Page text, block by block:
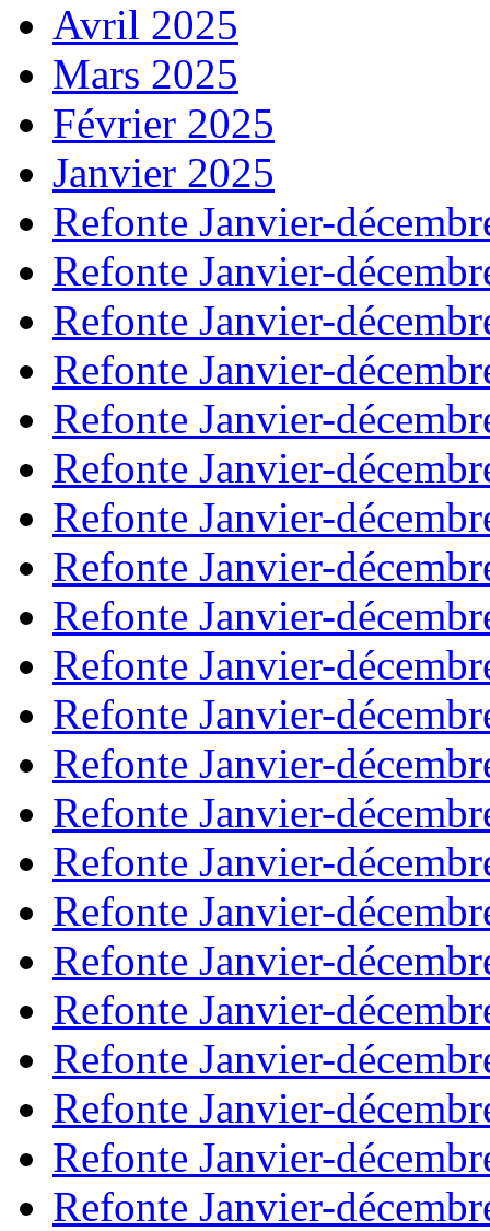
Avril 2025
Mars 2025
Février 2025
Janvier 2025
Refonte Janvier-
Refonte Janvier-
Refonte Janvier-
Refonte Janvier-
Refonte Janvier-
Refonte Janvier-
Refonte Janvier-
Refonte Janvier-
Refonte Janvier-
Refonte Janvier-
Refonte Janvier-
Refonte Janvier-
Refonte Janvier-
Refonte Janvier-
Refonte Janvier-
Refonte Janvier-
Refonte Janvier-
Refonte Janvier-
Refonte Janvier-
Refonte Janvier-
Refonte Janvier-